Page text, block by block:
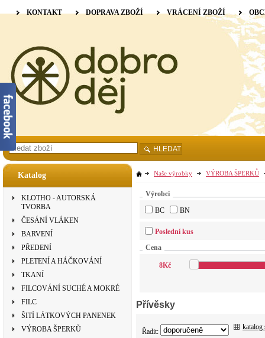
Katalog
KLOTHO - AUTORSKÁ
TVORBA
ČESÁNÍ VLÁKEN
BARVENÍ
PŘEDENÍ
PLETENÍ A HÁČKOVÁNÍ
TKANÍ
FILCOVÁNÍ SUCHÉ A MOKRÉ
FILC
ŠITÍ LÁTKOVÝCH PANENEK
VÝROBA ŠPERKŮ
Naše výrobky VÝROBA ŠPERKŮ
Výrobci
BC
BN
Poslední kus
Cena
8Kč
Přívěsky
Řadit:
katalog
KONTAKT DOPRAVA ZBOŽÍ VRÁCENÍ ZBOŽÍ
HLEDAT